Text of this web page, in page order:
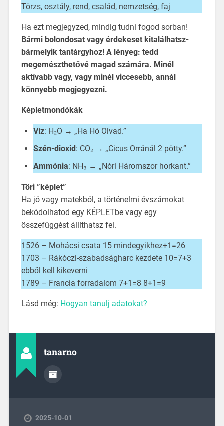
Törzs, osztály, rend, család, nemzetség, faj
Ha ezt megjegyzed, mindig tudni fogod sorban!
Bármi bolondosat vagy érdekeset kitalálhatsz-
bármelyik tantárgyhoz! A lényeg: tedd
megemészthetővé magad számára. Minél
aktívabb vagy, vagy minél viccesebb, annál
könnyebb megjegyezni.
Képletmondókák
Víz: H₂O → „Ha Hó Olvad.”
Szén-dioxid: CO₂ → „Cicus Orránál 2 pötty.”
Ammónia: NH₃ → „Nóri Háromszor horkant.”
Töri ”képlet”
Ha jó vagy matekból, a történelmi évszámokat
bekódolhatod egy KÉPLETbe vagy egy
összefüggést állíthatsz fel.
1526 – Mohácsi csata 15 mindegyikhez+1=26
1703 – Rákóczi-szabadságharc kezdete 10=7+3
ebből kell kikeverni
1789 – Francia forradalom 7+1=8 8+1=9
Lásd még: Hogyan tanulj adatokat?
tanarno
2025-10-01